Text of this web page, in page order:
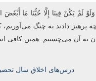
یَكُنْ فِینَا إِلَّا حُبُّنَا مَا أَبْغَضَ
دادند به چنگ می‌آوریم،
به آن می‌چسبیم. همین کافی
درس‌های اخلاق سال تحصیلی 94-95؛ جلسه